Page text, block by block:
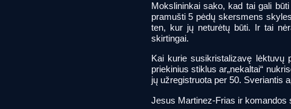
Mokslininkai sako, kad tai gali
pramušti 5 pėdų skersmens
ten, kur jų neturėtų būti. Ir tai
skirtingai.
Kai kurie susikristalizavę lėktuvų
priekinius stiklus ar„nekaltai“
jų užregistruota per 50. Sveriantis
Jesus Martinez-Frias ir komandos